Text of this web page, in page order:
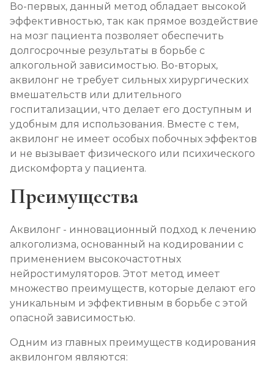
Лечение пивного алкоголизма
от 3 500 ₽/сутки Записаться
Лечение винного алкоголизма
от 3 500 ₽/сутки Записаться
Лечение подросткового алкоголизма
от 4 500 ₽/сутки Записаться
Социализация алкоголиков
от 1 000 ₽/сеанс
Во-первых, данный метод обладает высокой
эффективностью, так как прямое воздействие
на мозг пациента позволяет обеспечить
долгосрочные результаты в борьбе с
алкогольной зависимостью. Во-вторых,
аквилонг не требует сильных хирургических
вмешательств или длительного
госпитализации, что делает его доступным и
удобным для использования. Вместе с тем,
аквилонг не имеет особых побочных эффектов
и не вызывает физического или психического
дискомфорта у пациента.
Преимущества
Аквилонг - инновационный подход к лечению
алкоголизма, основанный на кодировании с
применением высокочастотных
нейростимуляторов. Этот метод имеет
множество преимуществ, которые делают его
уникальным и эффективным в борьбе с этой
опасной зависимостью.
Одним из главных преимуществ кодирования
аквилонгом являются: